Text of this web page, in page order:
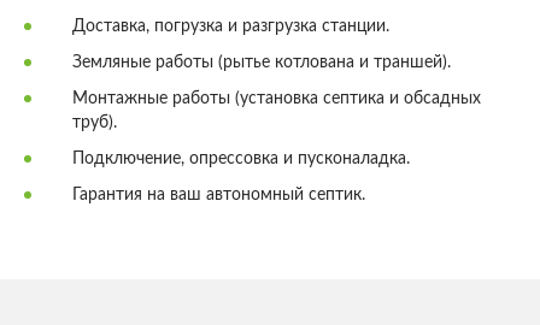
Доставка, погрузка и разгрузка станции.
Земляные работы (рытье котлована и траншей).
Монтажные работы (установка септика и обсадных
труб).
Подключение, опрессовка и пусконаладка.
Гарантия на ваш автономный септик.